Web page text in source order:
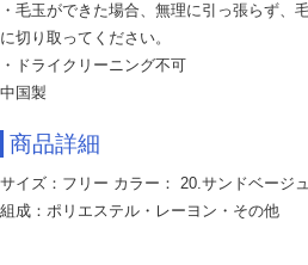
・毛玉ができた場合、無理に引っ張らず、
に切り取ってください。
・ドライクリーニング不可
中国製
商品詳細
サイズ：フリー カラー： 20.サンドベージ
組成：ポリエステル・レーヨン・その他